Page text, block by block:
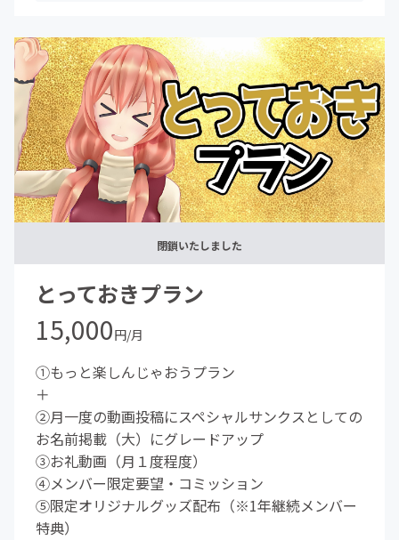
閉鎖いたしました
とっておきプラン
15,000円/月
①もっと楽しんじゃおうプラン
＋
②月一度の動画投稿にスペシャルサンクスとしての
お名前掲載（大）にグレードアップ
③お礼動画（月１度程度）
④メンバー限定要望・コミッション
⑤限定オリジナルグッズ配布（※1年継続メンバー
特典）